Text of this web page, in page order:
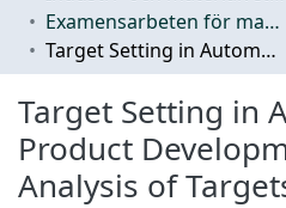
Examensarbeten för masterexamen
Target Setting in Automotive Product Development. Analytical Analysis of Targets
Target Setting in
Product
Analysis of